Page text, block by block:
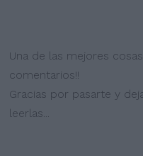
Una de las mejores
comentarios!!
Gracias por pasarte y
leerlas...